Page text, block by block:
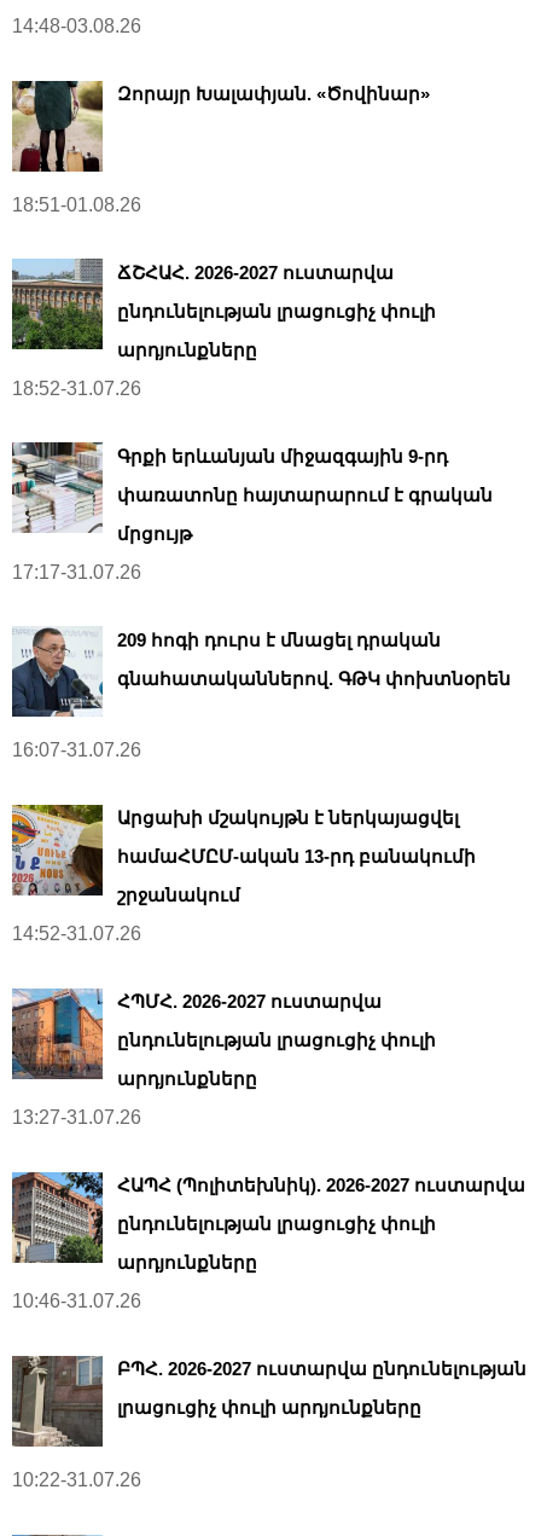
14:48-03.08.26
Զորայր Խալափյան. «Ծովինար»
18:51-01.08.26
ՃՇՀԱՀ. 2026-2027 ուստարվա
ընդունելության լրացուցիչ փուլի
արդյունքները
18:52-31.07.26
Գրքի երևանյան միջազգային 9-րդ
փառատոնը հայտարարում է գրական
մրցույթ
17:17-31.07.26
209 հոգի դուրս է մնացել դրական
գնահատականներով. ԳԹԿ փոխտնօրեն
16:07-31.07.26
Արցախի մշակույթն է ներկայացվել
համաՀՄԸՄ-ական 13-րդ բանակումի
շրջանակում
14:52-31.07.26
ՀՊՄՀ. 2026-2027 ուստարվա
ընդունելության լրացուցիչ փուլի
արդյունքները
13:27-31.07.26
ՀԱՊՀ (Պոլիտեխնիկ). 2026-2027 ուստարվա
ընդունելության լրացուցիչ փուլի
արդյունքները
10:46-31.07.26
ԲՊՀ. 2026-2027 ուստարվա ընդունելության
լրացուցիչ փուլի արդյունքները
10:22-31.07.26